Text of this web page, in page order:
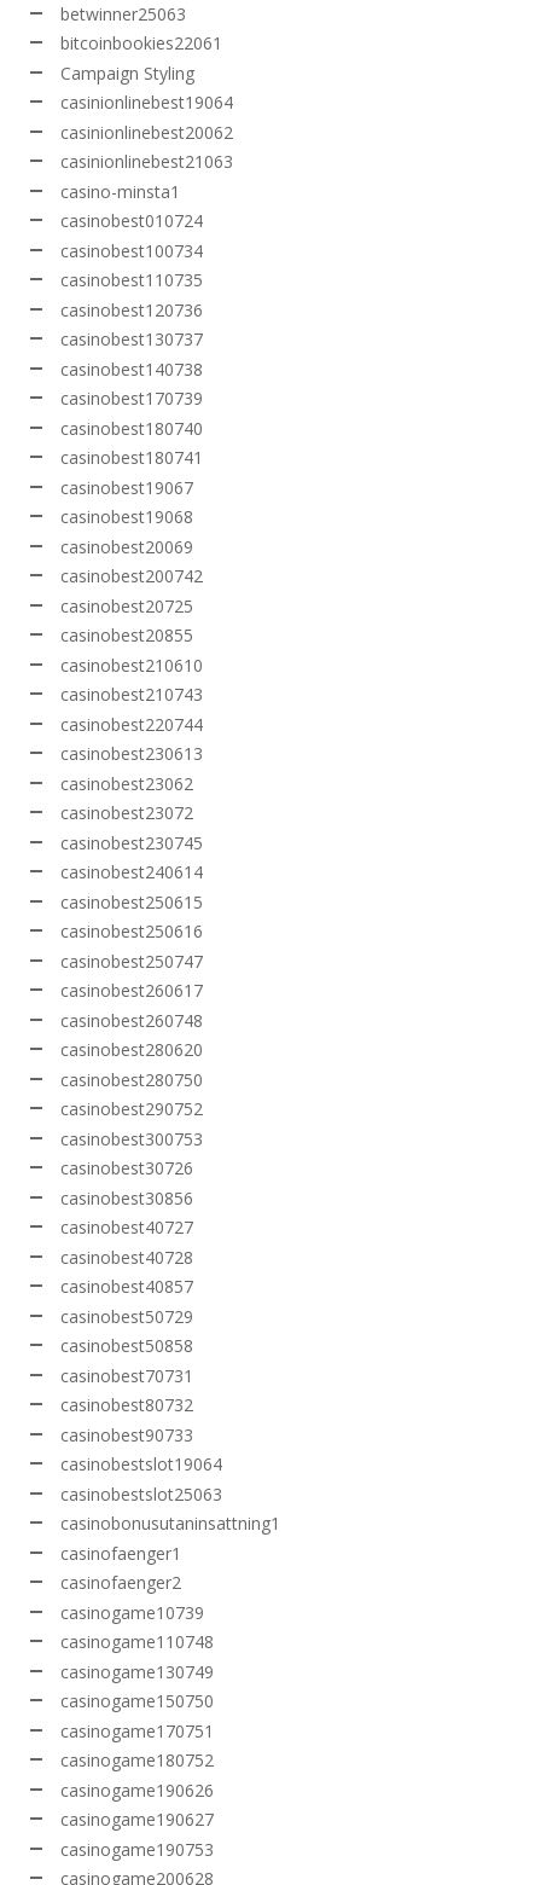
betwinner25063
bitcoinbookies22061
Campaign Styling
casinionlinebest19064
casinionlinebest20062
casinionlinebest21063
casino-minsta1
casinobest010724
casinobest100734
casinobest110735
casinobest120736
casinobest130737
casinobest140738
casinobest170739
casinobest180740
casinobest180741
casinobest19067
casinobest19068
casinobest20069
casinobest200742
casinobest20725
casinobest20855
casinobest210610
casinobest210743
casinobest220744
casinobest230613
casinobest23062
casinobest23072
casinobest230745
casinobest240614
casinobest250615
casinobest250616
casinobest250747
casinobest260617
casinobest260748
casinobest280620
casinobest280750
casinobest290752
casinobest300753
casinobest30726
casinobest30856
casinobest40727
casinobest40728
casinobest40857
casinobest50729
casinobest50858
casinobest70731
casinobest80732
casinobest90733
casinobestslot19064
casinobestslot25063
casinobonusutaninsattning1
casinofaenger1
casinofaenger2
casinogame10739
casinogame110748
casinogame130749
casinogame150750
casinogame170751
casinogame180752
casinogame190626
casinogame190627
casinogame190753
casinogame200628